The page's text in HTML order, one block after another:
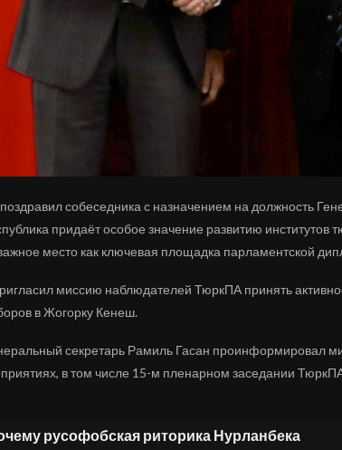
собеседника с назначением на должность
придаёт особое значение развитию институтов
место как ключевая площадка парламентской
миссию наблюдателей ТюркПА принять
в Жогорку Кенеш.
секретарь Рамиль Гасан проинформировал
в том числе 15-м пленарном заседании
русофобская риторика Нурланбека